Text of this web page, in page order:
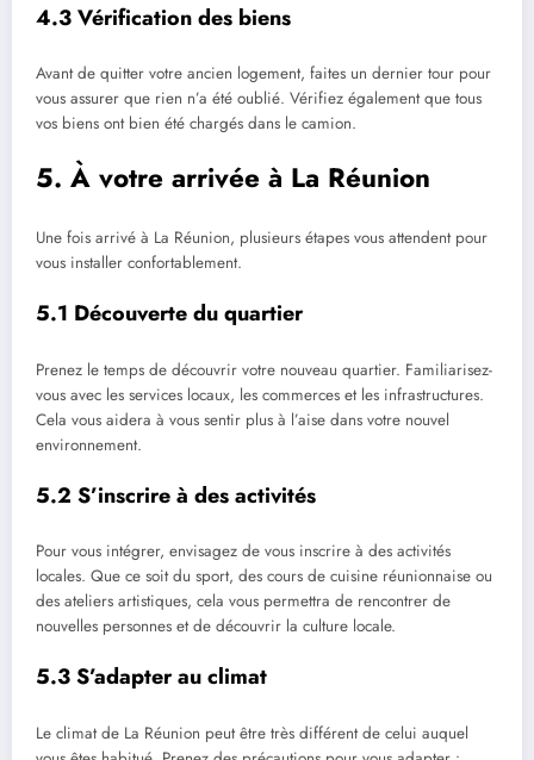
4.3 Vérification des biens
Avant de quitter votre ancien logement, faites un dernier tour pour
vous assurer que rien n’a été oublié. Vérifiez également que tous
vos biens ont bien été chargés dans le camion.
5. À votre arrivée à La Réunion
Une fois arrivé à La Réunion, plusieurs étapes vous attendent pour
vous installer confortablement.
5.1 Découverte du quartier
Prenez le temps de découvrir votre nouveau quartier. Familiarisez-
vous avec les services locaux, les commerces et les infrastructures.
Cela vous aidera à vous sentir plus à l’aise dans votre nouvel
environnement.
5.2 S’inscrire à des activités
Pour vous intégrer, envisagez de vous inscrire à des activités
locales. Que ce soit du sport, des cours de cuisine réunionnaise ou
des ateliers artistiques, cela vous permettra de rencontrer de
nouvelles personnes et de découvrir la culture locale.
5.3 S’adapter au climat
Le climat de La Réunion peut être très différent de celui auquel